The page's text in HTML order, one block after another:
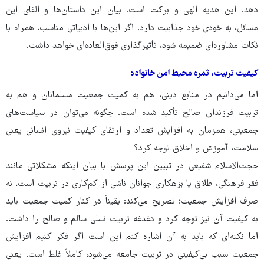
دهد. این هدیه الهی و برکت است. بیان این داستان‌ها و القای این
مسائل، به خودی خود جذابیت دارد. اگر این‌ها با ادبیاتی مناسب، همراه با
نکات مشاوره‌ای ضمیمه شود، تأثیرگذاری فوق‌العاده‌ای خواهد داشت.
کیفیت تربیت، ثمره محیط امن خانواده
اما می‌دانیم در منابع دینی، هم به کمیت جمعیت مسلمانان و هم به
تربیت فرزندان صالح تأکید شده است. چگونه می‌توان در سیاست‌های
جمعیتی، همزمان به افزایش تعداد و ارتقای کیفیت نیروی انسانی یعنی
سلامت، آموزش و اخلاق توجه کرد؟
حجت‌الاسلام شفیعی در تبیین این پرسش با بیان اینکه مشکلاتی مانند
فقر فرهنگی، طلاق یا بزهکاری جوانان ناشی از کم‌کاری در تربیت است، نه
صرف افزایش جمعیت؛ تصریح می‌کند: یقیناً در کنار کمیت جمعیت باید
به کیفیت آن نیز توجه کرد و دغدغه تربیت نسلی سالم و صالح را داشت.
اما نکته‌ای که باید به آن اشاره کنم این است اگر فکر کنیم افزایش
جمعیت سبب بی‌کیفیتی در تربیت جامعه می‌شود، کاملاً غلط است. یعنی